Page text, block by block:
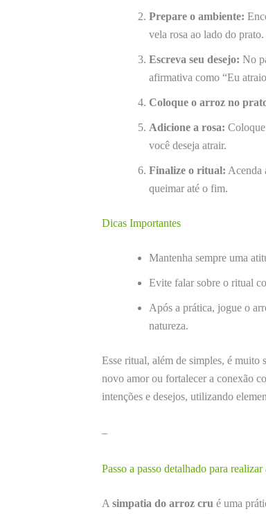
Prepare o ambiente:
vela rosa ao lado do prato.
Escreva seu desejo: No
afirmativa como “Eu
Coloque o arroz no
Adicione a rosa:
você deseja atrair.
Finalize o ritual: Acenda
queimar até o fim.
Dicas Importantes
Mantenha sempre uma
Evite falar sobre o ritual
Após a prática, jogue o
natureza.
Esse ritual, além de simples, é muito
novo amor ou fortalecer a conexão
intenções e desejos, utilizando
–
Passo a passo detalhado para
A simpatia do arroz cru é uma